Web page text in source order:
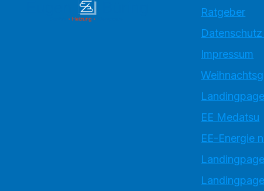
Ratgeber
Impressum
EE Medatsu
EE-Energie